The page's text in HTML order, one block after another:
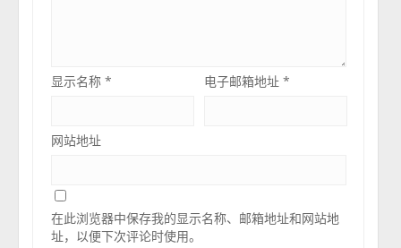
显示名称* 电子邮箱地址*
网站地址
在此浏览器中保存我的显示名称、邮箱地址和网站地
址，以便下次评论时使用。